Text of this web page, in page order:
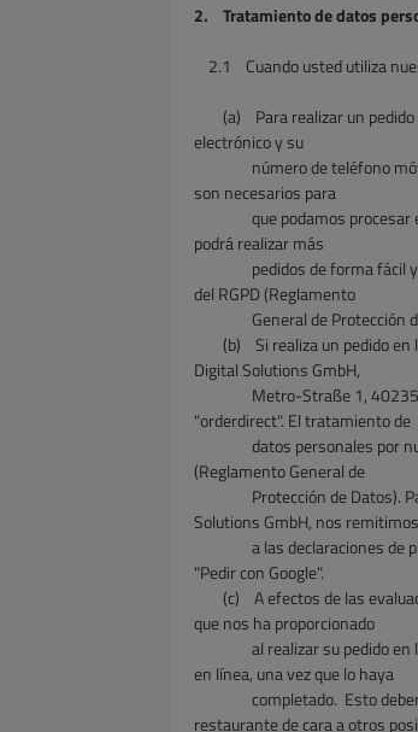
2. Tratamiento de datos
2.1 Cuando usted utiliza
(a)
Para realizar un
electrónico y su
número de teléfono
son necesarios para
que podamos
podrá realizar más
pedidos de forma fácil
del RGPD (Reglamento
General de Protección
(b)
Si realiza un pedido
Digital Solutions GmbH,
Metro-Straße 1,
"orderdirect". El tratamiento de
datos personales por
(Reglamento General de
Protección de Datos).
Solutions GmbH, nos remitimos
a las declaraciones de
"Pedir con Google".
(c)
A efectos de las
que nos ha proporcionado
al realizar su pedido
en línea, una vez que lo haya
completado. Esto
restaurante de cara a otros